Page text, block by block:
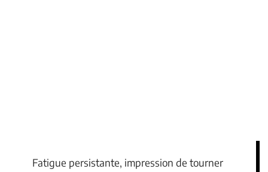
Fatigue persistante, impression de tourner